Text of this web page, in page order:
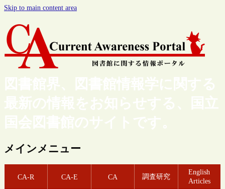
Skip to main content area
図書館界、図書館情報学に関する
最新の情報をお知らせする、国立
国会図書館のサイトです。
メインメニュー
CA-R CA-E CA 調査研究
English
Articles